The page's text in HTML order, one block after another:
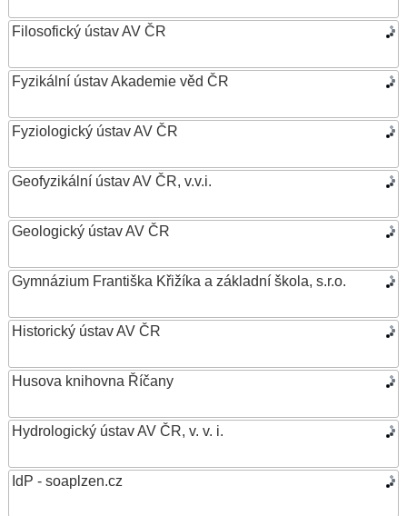
Filosofický ústav AV ČR
Fyzikální ústav Akademie věd ČR
Fyziologický ústav AV ČR
Geofyzikální ústav AV ČR, v.v.i.
Geologický ústav AV ČR
Gymnázium Františka Křižíka a základní škola, s.r.o.
Historický ústav AV ČR
Husova knihovna Říčany
Hydrologický ústav AV ČR, v. v. i.
IdP - soaplzen.cz